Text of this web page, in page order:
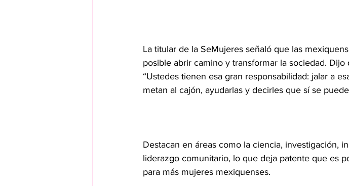
La titular de la SeMujeres señaló que las
posible abrir camino y transformar la sociedad.
“Ustedes tienen esa gran responsabilidad: jalar a
metan al cajón, ayudarlas y decirles que sí se
Destacan en áreas como la ciencia, investigación,
liderazgo comunitario, lo que deja patente que es
para más mujeres mexiquenses.